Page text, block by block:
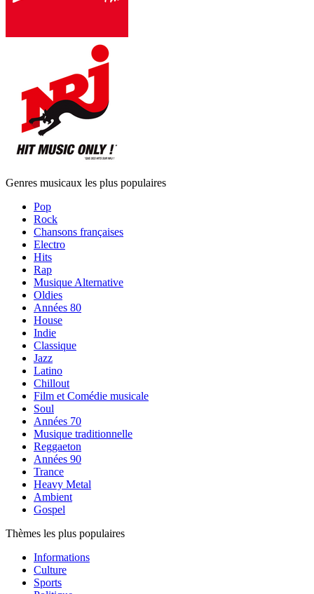
Genres musicaux les plus populaires
Pop
Rock
Chansons françaises
Electro
Hits
Rap
Musique Alternative
Oldies
Années 80
House
Indie
Classique
Jazz
Latino
Chillout
Film et Comédie musicale
Soul
Années 70
Musique traditionnelle
Reggaeton
Années 90
Trance
Heavy Metal
Ambient
Gospel
Thèmes les plus populaires
Informations
Culture
Sports